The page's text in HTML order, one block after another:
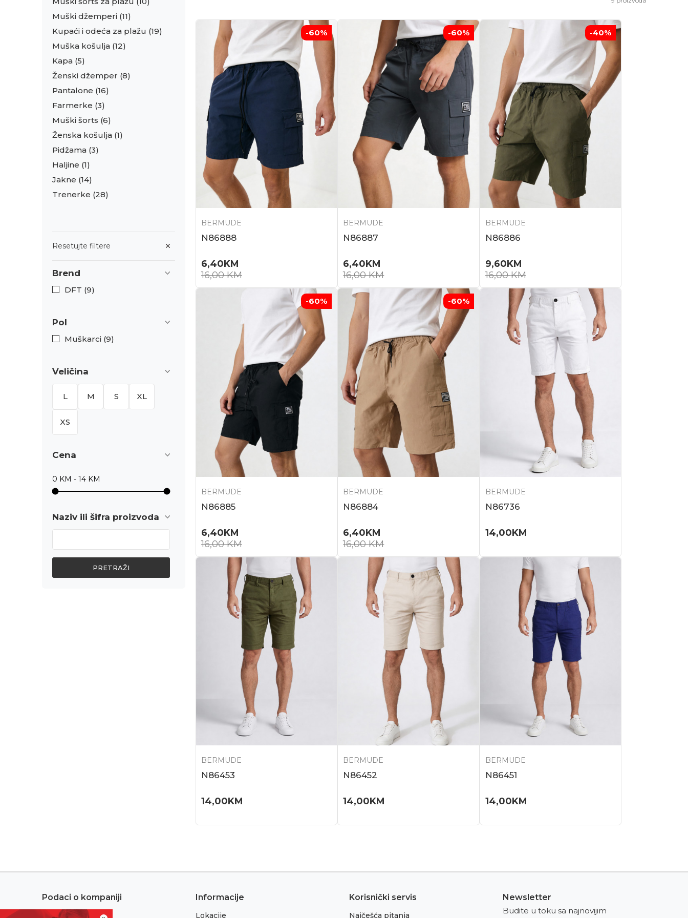
Muški džemperi (11)
Kupaći i odeća za plažu (19)
Muška košulja (12)
Kapa (5)
Ženski džemper (8)
Pantalone (16)
Farmerke (3)
Muški šorts (6)
Ženska košulja (1)
Pidžama (3)
Haljine (1)
Jakne (14)
Trenerke (28)
Resetujte filtere
Brend
DFT (9)
Pol
Muškarci (9)
Veličina
L M S XL
XS
Cena
Naziv ili šifra proizvoda
PRETRAŽI
-60%
BERMUDE
N86888
6,40KM
16,00KM
-60%
BERMUDE
N86887
6,40KM
16,00KM
-40%
BERMUDE
N86886
9,60KM
16,00KM
-60%
BERMUDE
N86885
6,40KM
16,00KM
-60%
BERMUDE
N86884
6,40KM
16,00KM
BERMUDE
N86736
14,00KM
BERMUDE
N86453
14,00KM
BERMUDE
N86452
14,00KM
BERMUDE
N86451
14,00KM
Podaci o kompaniji Informacije
Lokacije
Korisnički servis
Najčešća pitanja
Newsletter
Budite u toku sa najnovijim